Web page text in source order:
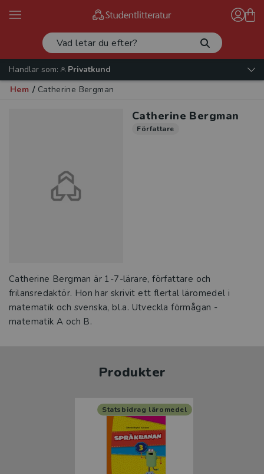
Handlar som:
Privatkund
Hem / Catherine Bergman
Catherine Bergman
Författare
Catherine Bergman är 1-7-lärare, författare och
frilansredaktör. Hon har skrivit ett flertal läromedel i
matematik och svenska, bl.a. Utveckla förmågan -
matematik A och B.
Produkter
Statsbidrag läromedel